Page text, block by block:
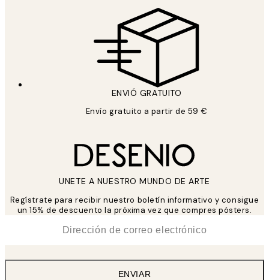
ENVIÓ GRATUITO
Envío gratuito a partir de 59 €
UNETE A NUESTRO MUNDO DE ARTE
Regístrate para recibir nuestro boletín informativo y consigue
un 15% de descuento la próxima vez que compres pósters.
ENVIAR